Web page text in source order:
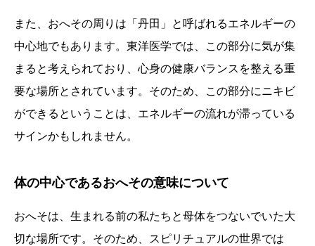
また、おへその周りは「丹田」と呼ばれるエネルギーの
中心地でもあります。東洋医学では、この部分に気が集
まると考えられており、心身の健康バランスを整える重
要な場所とされています。そのため、この部分にニキビ
ができるということは、エネルギーの流れが滞っている
サインかもしれません。
体の中心であるおへその意味について
おへそは、生まれる前の私たちと母体をつないでいた大
切な場所です。そのため、スピリチュアルの世界では